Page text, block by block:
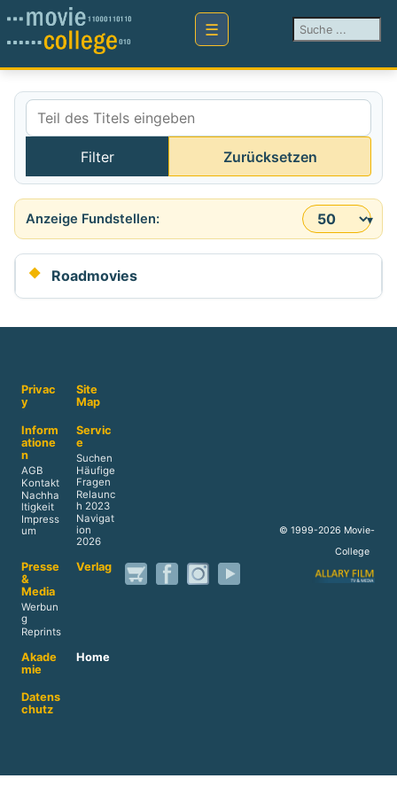
Suchen ...
Teil des Titels eingeben
Filter Zurücksetzen
Anzeige #
Roadmovies
Privac
y
Site
Map
Inform
atione
n
AGB
Kontakt
Nachha
ltigkeit
Impress
um
Servic
e
Suchen
Häufige
Fragen
Relaunc
h 2023
Navigat
ion
2026
Presse
&
Media
Werbun
g
Reprints
Verlag
Akade
mie
Home
Datens
chutz
© 1999-2026 Movie-
College